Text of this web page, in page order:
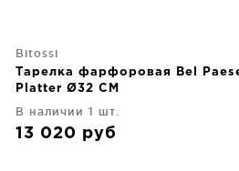
Bitossi
Тарелка фарфоровая Bel
Platter Ø32 CM
В наличии 1 шт.
13 020 руб